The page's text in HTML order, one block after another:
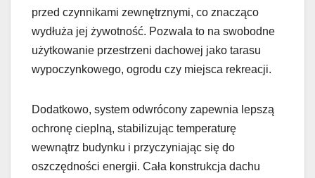
przed czynnikami zewnętrznymi, co znacząco
wydłuża jej żywotność. Pozwala to na swobodne
użytkowanie przestrzeni dachowej jako tarasu
wypoczynkowego, ogrodu czy miejsca rekreacji.
Dodatkowo, system odwrócony zapewnia lepszą
ochronę cieplną, stabilizując temperaturę
wewnątrz budynku i przyczyniając się do
oszczędności energii. Cała konstrukcja dachu